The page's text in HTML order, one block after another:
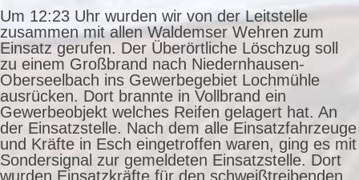
Um 12:23 Uhr wurden wir von der Leitstelle
zusammen mit allen Waldemser Wehren zum
Einsatz gerufen. Der Überörtliche Löschzug soll
zu einem Großbrand nach Niedernhausen-
Oberseelbach ins Gewerbegebiet Lochmühle
ausrücken. Dort brannte in Vollbrand ein
Gewerbeobjekt welches Reifen gelagert hat. An
der Einsatzstelle. Nach dem alle Einsatzfahrzeuge
und Kräfte in Esch eingetroffen waren, ging es mit
Sondersignal zur gemeldeten Einsatzstelle. Dort
wurden Einsatzkräfte für den schweißtreibenden